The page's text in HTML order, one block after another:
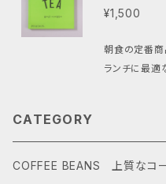
¥1,500
朝食の定番商
ランチに最適
CATEGORY
COFFEE BEANS 上質なコー